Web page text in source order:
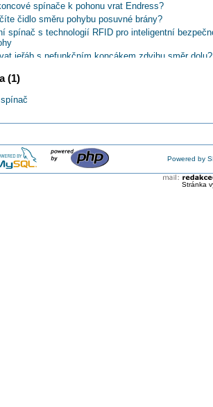
spínače k pohonu vrat Endress?
čidlo směru pohybu posuvné brány?
spínač s technologií RFID pro inteligentní
jeřáb s nefunkčním koncákem zdvihu směr dolu?
ovladače MKO OBZOR
(koncákem) bez pomocného napájení?
(1)
Powered by
Stránka